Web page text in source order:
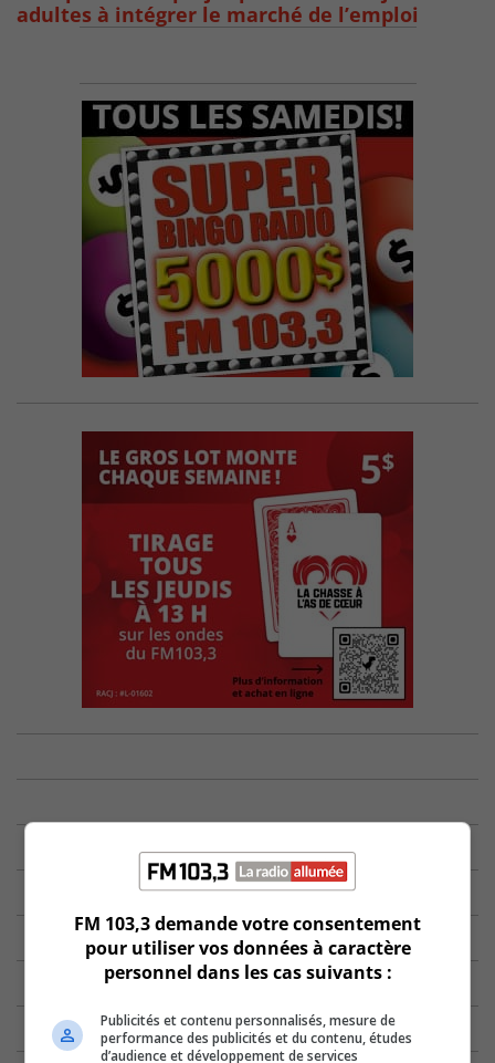
adultes à intégrer le marché de l’emploi
FM 103,3 demande votre consentement
pour utiliser vos données à caractère
personnel dans les cas suivants :
Publicités et contenu personnalisés, mesure de
performance des publicités et du contenu, études
d’audience et développement de services